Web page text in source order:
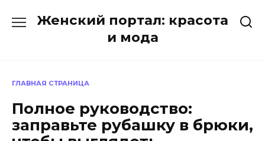
Женский портал: красота
и мода
ГЛАВНАЯ СТРАНИЦА
Полное руководство:
заправьте рубашку в брюки,